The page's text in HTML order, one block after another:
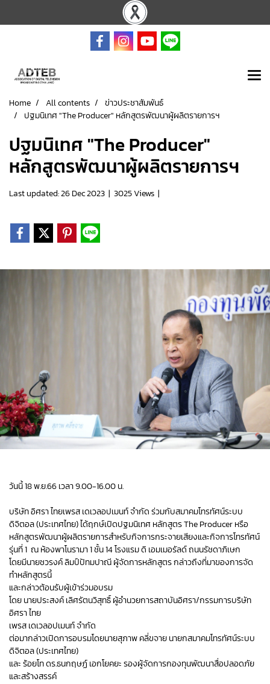
Home All contents
ข่าวประชาสัมพันธ์
ปฐมนิเทศ "The Producer" หลักสูตรพัฒนาผู้ผลิตรายการฯ
ปฐมนิเทศ "The Producer"
หลักสูตรพัฒนาผู้ผลิตรายการฯ
Last updated: 26 Dec 2023 | 3025 Views |
วันนี้ 18 พ.ย.66 เวลา 9.00-16.00 น.
บริษัท อิศรา ไทยเพรส เดเวลอปเมนท์ จำกัด ร่วมกับสมาคมโทรทัศน์ระบบ
ดิจิตอล (ประเทศไทย) ได้ฤกษ์เปิดปฐมนิเทศ หลักสูตร The Producer หรือ
หลักสูตรพัฒนาผู้ผลิตรายการสำหรับกิจการกระจายเสียงและกิจการโทรทัศน์
รุ่นที่ 1 ณ ห้องพาโนรามา 1 ชั้น 14 โรงแรม ดิ เอมเมอรัลด์ ถนนรัชดาภิเษก
โดยมีนายชวรงค์ ลิมป์ปัทมปาณี ผู้จัดการหลักสูตร กล่าวถึงที่มาของการจัด
ทำหลักสูตรนี้
และกล่าวต้อนรับผู้เข้าร่วมอบรม
โดย นายประสงค์ เลิศรัตนวิสุทธิ์ ผู้อำนวยการสถาบันอิศรา/กรรมการบริษัท
อิศรา ไทย
เพรส เดเวลอปเมนท์ จำกัด
ต่อมากล่าวเปิดการอบรมโดยนายสุภาพ คลี่ขจาย นายกสมาคมโทรทัศน์ระบบ
ดิจิตอล (ประเทศไทย)
และ ร้อยโท ดร.ธนกฤษฏ์ เอกโยคยะ รองผู้จัดการกองทุนพัฒนาสื่อปลอดภัย
และสร้างสรรค์